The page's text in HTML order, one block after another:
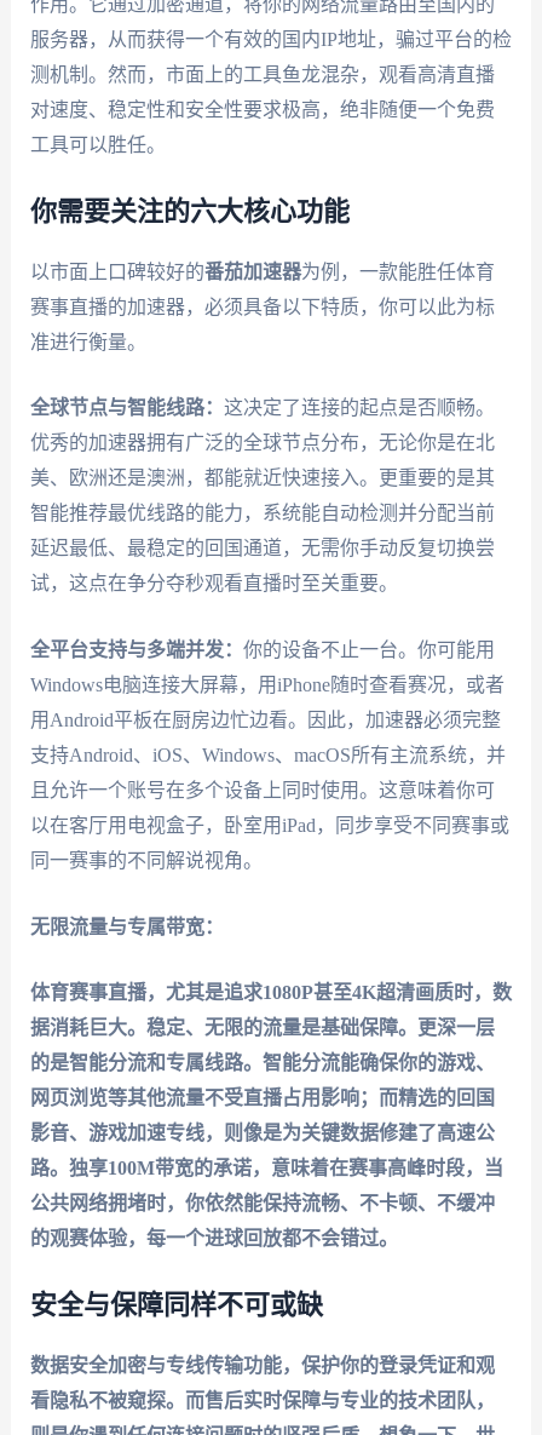
作用。它通过加密通道，将你的网络流量路由至国内的
服务器，从而获得一个有效的国内IP地址，骗过平台的检
测机制。然而，市面上的工具鱼龙混杂，观看高清直播
对速度、稳定性和安全性要求极高，绝非随便一个免费
工具可以胜任。
你需要关注的六大核心功能
以市面上口碑较好的番茄加速器为例，一款能胜任体育
赛事直播的加速器，必须具备以下特质，你可以此为标
准进行衡量。
全球节点与智能线路： 这决定了连接的起点是否顺畅。
优秀的加速器拥有广泛的全球节点分布，无论你是在北
美、欧洲还是澳洲，都能就近快速接入。更重要的是其
智能推荐最优线路的能力，系统能自动检测并分配当前
延迟最低、最稳定的回国通道，无需你手动反复切换尝
试，这点在争分夺秒观看直播时至关重要。
全平台支持与多端并发： 你的设备不止一台。你可能用
Windows电脑连接大屏幕，用iPhone随时查看赛况，或者
用Android平板在厨房边忙边看。因此，加速器必须完整
支持Android、iOS、Windows、macOS所有主流系统，并
且允许一个账号在多个设备上同时使用。这意味着你可
以在客厅用电视盒子，卧室用iPad，同步享受不同赛事或
同一赛事的不同解说视角。
无限流量与专属带宽：
体育赛事直播，尤其是追求1080P甚至4K超清画质时，数
据消耗巨大。稳定、无限的流量是基础保障。更深一层
的是智能分流和专属线路。智能分流能确保你的游戏、
网页浏览等其他流量不受直播占用影响；而精选的回国
影音、游戏加速专线，则像是为关键数据修建了高速公
路。独享100M带宽的承诺，意味着在赛事高峰时段，当
公共网络拥堵时，你依然能保持流畅、不卡顿、不缓冲
的观赛体验，每一个进球回放都不会错过。
安全与保障同样不可或缺
数据安全加密与专线传输功能，保护你的登录凭证和观
看隐私不被窥探。而售后实时保障与专业的技术团队，